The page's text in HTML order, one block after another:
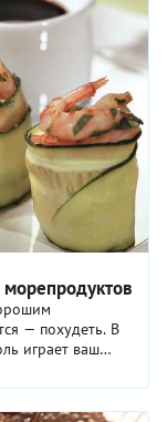
— похудеть. В
играет ваш
...